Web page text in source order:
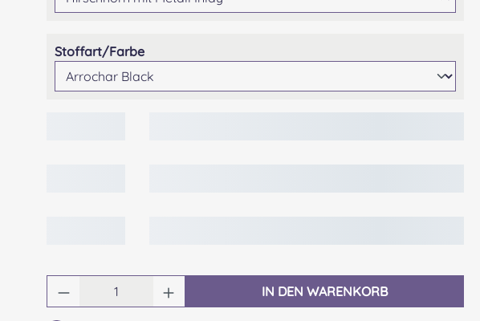
Stoffart/Farbeauswählen
Produkt Anzahl: Gib den gewünschten Wert
IN DEN WARENKORB